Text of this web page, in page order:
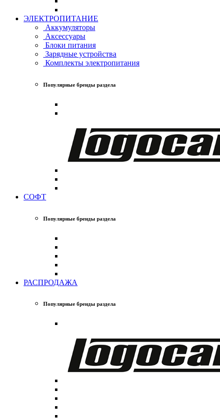
ЭЛЕКТРОПИТАНИЕ
Аккумуляторы
Аксессуары
Блоки питания
Зарядные устройства
Комплекты электропитания
Популярные бренды раздела
СОФТ
Популярные бренды раздела
РАСПРОДАЖА
Популярные бренды раздела